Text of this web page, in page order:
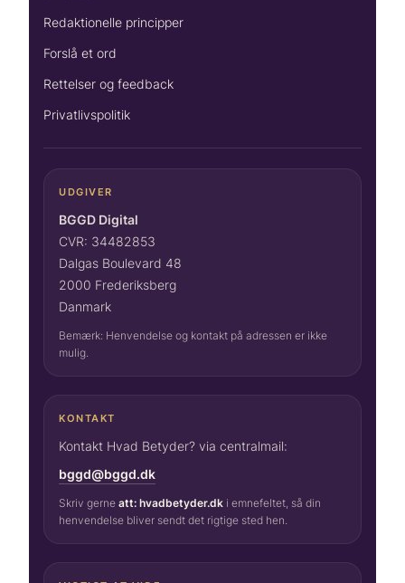
Redaktionelle principper
Forslå et ord
Rettelser og feedback
Privatlivspolitik
UDGIVER
BGGD Digital
CVR: 34482853
Dalgas Boulevard 48
2000 Frederiksberg
Danmark
Bemærk: Henvendelse og kontakt på adressen er ikke
mulig.
KONTAKT
Kontakt Hvad Betyder? via centralmail:
bggd@bggd.dk
Skriv gerne att: hvadbetyder.dk i emnefeltet, så din
henvendelse bliver sendt det rigtige sted hen.